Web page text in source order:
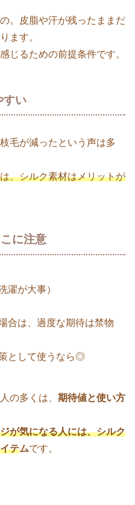
。皮脂や汗が残ったままだ
ます。
じるための前提条件です。
すい
毛が減ったという声は多
、シルク素材はメリットが
に注意
濯が大事）
合は、過度な期待は禁物
として使うなら◎
の多くは、 期待値と使い方
が気になる人には、シルク
テムです。